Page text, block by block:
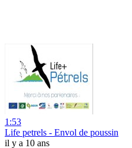
1:53
Life petrels - Envol de poussin
il y a 10 ans